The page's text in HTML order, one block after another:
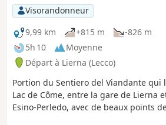
Visorandonneur
9,99 km
+815 m
-826 m
5h 10
Moyenne
Départ à Lierna (Lecco)
Portion du Sentiero del Viandante qui
Lac de Côme, entre la gare de Lierna
Esino-Perledo, avec de beaux points